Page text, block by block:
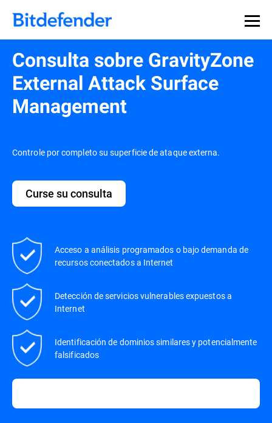
Consulta sobre GravityZone
External Attack Surface
Management
Controle por completo su superficie de ataque externa.
Curse su consulta
Acceso a análisis programados o bajo demanda de
recursos conectados a Internet
Detección de servicios vulnerables expuestos a
Internet
Identificación de dominios similares y potencialmente
falsificados